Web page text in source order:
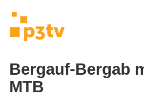
Bergauf-Bergab
MTB